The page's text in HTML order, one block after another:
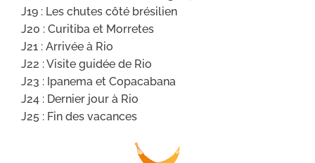
J19 : Les chutes côté brésilien
J20 : Curitiba et Morretes
J21 : Arrivée à Rio
J22 : Visite guidée de Rio
J23 : Ipanema et Copacabana
J24 : Dernier jour à Rio
J25 : Fin des vacances